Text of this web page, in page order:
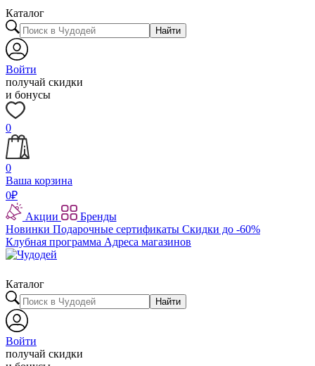
Каталог
Найти
Войти
получай скидки
и бонусы
0
0
Ваша корзина
0₽
Акции
Бренды
Новинки Подарочные сертификаты Скидки до -60%
Клубная программа Адреса магазинов
Каталог
Найти
Войти
получай скидки